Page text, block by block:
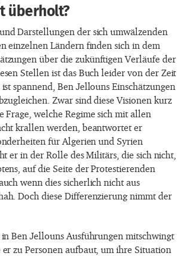
überholt?
Darstellungen der sich umwälzenden
einzelnen Ländern finden sich in dem
über die zukünftigen Verläufe der
Stellen ist das Buch leider von der Zeit
spannend, Ben Jellouns Einschätzungen
Zwar sind diese Visionen kurz
Frage, welche Regime sich mit allen
krallen werden, beantwortet er
für Algerien und Syrien
er in der Rolle des Militärs, die sich nicht,
auf die Seite der Protestierenden
wenn dies sicherlich nicht aus
Doch diese Differenzierung nimmt der
Ben Jellouns Ausführungen mitschwingt
zu Personen aufbaut, um ihre Situation